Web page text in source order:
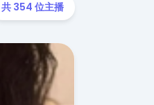
共 354 位主播